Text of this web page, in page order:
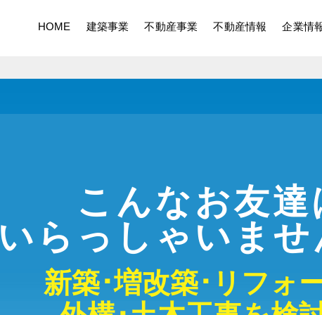
HOME 建築事業 不動産事業 不動産情報 企業情
こんなお友達
いらっしゃいませ
新築･増改築･リフォ